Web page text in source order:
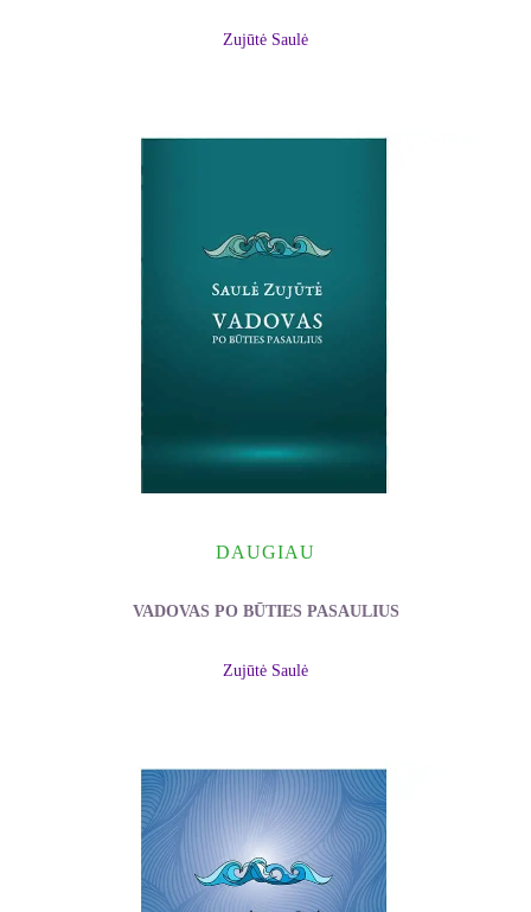
Zujūtė Saulė
DAUGIAU
VADOVAS PO BŪTIES PASAULIUS
Zujūtė Saulė